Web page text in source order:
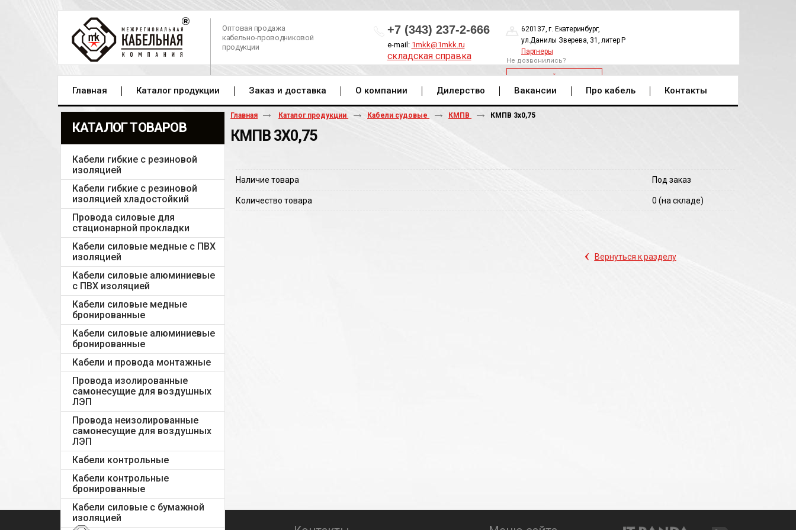
Оптовая продажа
кабельно-проводниковой
продукции
+7 (343) 237-2-666
e-mail: 1mkk@1mkk.ru
складская справка
620137, г. Екатеринбург,
ул.Данилы Зверева, 31, литер Р
Партнеры
Не дозвонились?
ОБРАТНЫЙ ЗВОНОК
Главная Каталог продукции Заказ и доставка О компании Дилерство Вакансии Про кабель Контакты
КАТАЛОГ ТОВАРОВ
Кабели гибкие с резиновой
изоляцией
Кабели гибкие с резиновой
изоляцией хладостойкий
Провода силовые для
стационарной прокладки
Кабели силовые медные с ПВХ
изоляцией
Кабели силовые алюминиевые
с ПВХ изоляцией
Кабели силовые медные
бронированные
Кабели силовые алюминиевые
бронированные
Кабели и провода монтажные
Провода изолированные
самонесущие для воздушных
ЛЭП
Провода неизолированные
самонесущие для воздушных
ЛЭП
Кабели контрольные
Кабели контрольные
бронированные
Кабели силовые с бумажной
изоляцией
Главная Каталог продукции Кабели судовые КМПВ КМПВ 3х0,75
КМПВ 3Х0,75
Наличие товара Под заказ
Количество товара 0 (на складе)
‹ Вернуться к разделу